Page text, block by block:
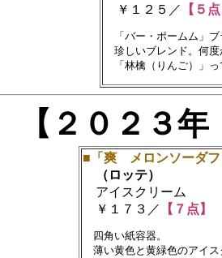
￥１２５／ 【５
「バー・ポームム」ブ
珍しいブレンド。何度
【２０２３
■「爽 メロンソーダフ
（ロッテ）
アイスクリーム
￥１７３／ 【７点】
四角い紙容器。
薄い黄色と黄緑色のアイ